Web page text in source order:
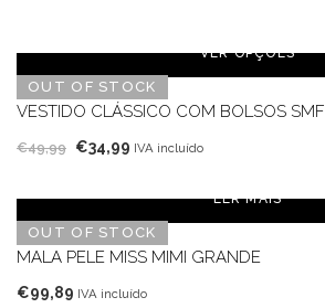
OUT OF STOCK
VER OPÇÕES
VESTIDO CLÁSSICO COM BOLSOS SMF
€49,99 O
original
era:
€49,99.
€34,99 O
atual
é:
€34,99.
IVA incluído
OUT OF STOCK
LER MAIS
MALA PELE MISS MIMI GRANDE
€99,89 IVA incluído